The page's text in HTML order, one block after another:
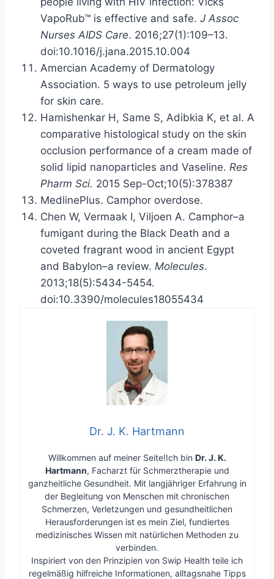
VapoRub™ is effective and safe. J Assoc
Nurses AIDS Care. 2016;27(1):109–13.
doi:10.1016/j.jana.2015.10.004
Amercian Academy of Dermatology
Association. 5 ways to use petroleum jelly
for skin care.
Hamishenkar H, Same S, Adibkia K, et al. A
comparative histological study on the skin
occlusion performance of a cream made of
solid lipid nanoparticles and Vaseline. Res
Pharm Sci. 2015 Sep-Oct;10(5):378387
MedlinePlus. Camphor overdose.
Chen W, Vermaak I, Viljoen A. Camphor–a
fumigant during the Black Death and a
coveted fragrant wood in ancient Egypt
and Babylon–a review. Molecules.
2013;18(5):5434-5454.
doi:10.3390/molecules18055434
Dr. J. K. Hartmann
Willkommen auf meiner Seite!Ich bin Dr. J. K.
Hartmann, Facharzt für Schmerztherapie und
ganzheitliche Gesundheit. Mit langjähriger Erfahrung in
der Begleitung von Menschen mit chronischen
Schmerzen, Verletzungen und gesundheitlichen
Herausforderungen ist es mein Ziel, fundiertes
medizinisches Wissen mit natürlichen Methoden zu
verbinden.
Inspiriert von den Prinzipien von Swip Health teile ich
regelmäßig hilfreiche Informationen, alltagsnahe Tipps